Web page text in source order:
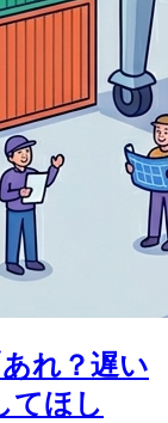
れ？遅い
てほし